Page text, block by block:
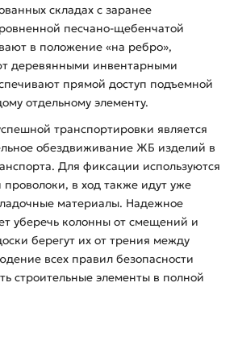
складах с заранее
песчано-щебенчатой
в положение «на ребро»,
деревянными инвентарными
прямой доступ подъемной
отдельному элементу.
транспортировки является
обездвиживание ЖБ изделий в
Для фиксации используются
проволоки, в ход также идут уже
материалы. Надежное
уберечь колонны от смещений и
берегут их от трения между
всех правил безопасности
строительные элементы в полной